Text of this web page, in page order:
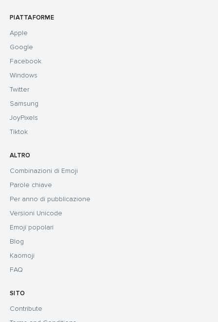
PIATTAFORME
Apple
Google
Facebook
Windows
Twitter
Samsung
JoyPixels
Tiktok
ALTRO
Combinazioni di Emoji
Parole chiave
Per anno di pubblicazione
Versioni Unicode
Emoji popolari
Blog
Kaomoji
FAQ
SITO
Contribute